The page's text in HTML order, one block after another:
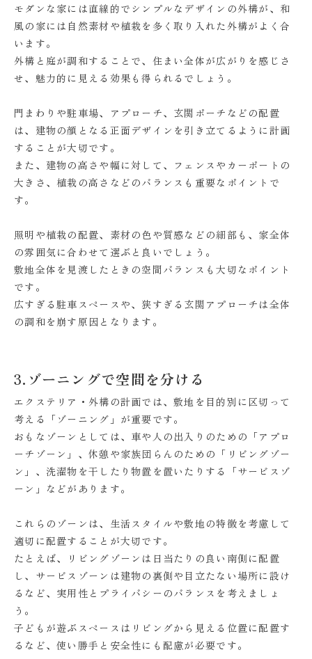
モダンな家には直線的でシンプルなデザインの外構が、和
風の家には自然素材や植栽を多く取り入れた外構がよく合
います。
外構と庭が調和することで、住まい全体が広がりを感じさ
せ、魅力的に見える効果も得られるでしょう。
門まわりや駐車場、アプローチ、玄関ポーチなどの配置
は、建物の顔となる正面デザインを引き立てるように計画
することが大切です。
また、建物の高さや幅に対して、フェンスやカーポートの
大きさ、植栽の高さなどのバランスも重要なポイントで
す。
照明や植栽の配置、素材の色や質感などの細部も、家全体
の雰囲気に合わせて選ぶと良いでしょう。
敷地全体を見渡したときの空間バランスも大切なポイント
です。
広すぎる駐車スペースや、狭すぎる玄関アプローチは全体
の調和を崩す原因となります。
3.ゾーニングで空間を分ける
エクステリア・外構の計画では、敷地を目的別に区切って
考える「ゾーニング」が重要です。
おもなゾーンとしては、車や人の出入りのための「アプロ
ーチゾーン」、休憩や家族団らんのための「リビングゾー
ン」、洗濯物を干したり物置を置いたりする「サービスゾ
ーン」などがあります。
これらのゾーンは、生活スタイルや敷地の特徴を考慮して
適切に配置することが大切です。
たとえば、リビングゾーンは日当たりの良い南側に配置
し、サービスゾーンは建物の裏側や目立たない場所に設け
るなど、実用性とプライバシーのバランスを考えましょ
う。
子どもが遊ぶスペースはリビングから見える位置に配置す
るなど、使い勝手と安全性にも配慮が必要です。